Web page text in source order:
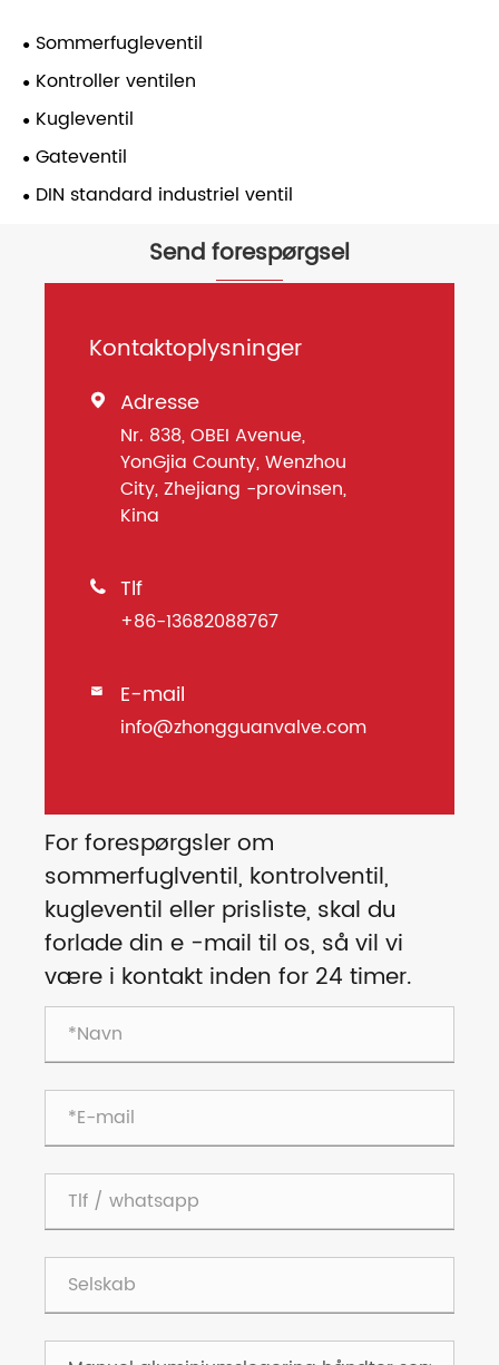
Sommerfugleventil
Kontroller ventilen
Kugleventil
Gateventil
DIN standard industriel ventil
Send forespørgsel
Kontaktoplysninger
 Adresse
Nr. 838, OBEI Avenue,
YonGjia County, Wenzhou
City, Zhejiang -provinsen,
Kina
 Tlf
+86-13682088767
 E-mail
info@zhongguanvalve.com
For forespørgsler om
sommerfuglventil, kontrolventil,
kugleventil eller prisliste, skal du
forlade din e -mail til os, så vil vi
være i kontakt inden for 24 timer.